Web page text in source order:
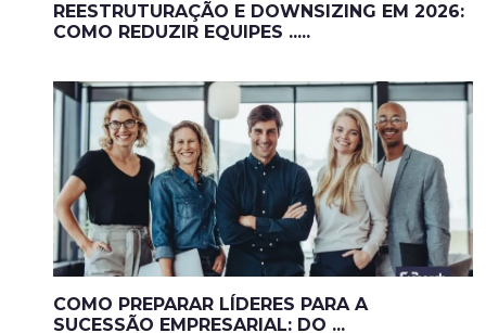
REESTRUTURAÇÃO E DOWNSIZING EM 2026:
COMO REDUZIR EQUIPES .....
COMO PREPARAR LÍDERES PARA A
SUCESSÃO EMPRESARIAL: DO ...